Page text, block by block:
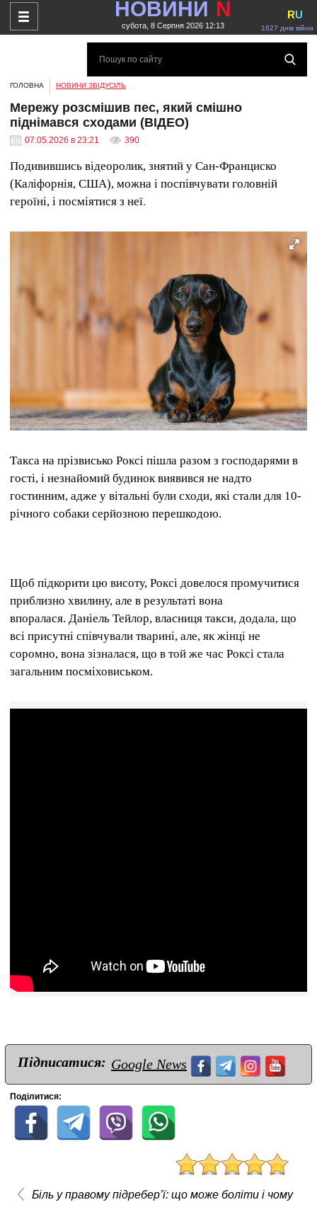
НОВИНИ N
субота, 8 Серпня 2026 12:13 1627 днів війни
RU
ГОЛОВНА НОВИНИ ЗВІДУСІЛЬ
Мережу розсмішив пес, який смішно
піднімався сходами (ВІДЕО)
07.05.2026 в 23:21 390
Подивившись відеоролик, знятий у Сан-Франциско
(Каліфорнія, США), можна і поспівчувати головній
героїні, і посміятися з неї.
Такса на прізвисько Роксі пішла разом з господарями в
гості, і незнайомий будинок виявився не надто
гостинним, адже у вітальні були сходи, які стали для 10-
річного собаки серйозною перешкодою.
Щоб підкорити цю висоту, Роксі довелося промучитися
приблизно хвилину, але в результаті вона
впоралася. Даніель Тейлор, власниця такси, додала, що
всі присутні співчували тварині, але, як жінці не
соромно, вона зізналася, що в той же час Роксі стала
загальним посміховиськом.
Підписатися: Google News
Поділитися:
Біль у правому підребер’ї: що може боліти і чому